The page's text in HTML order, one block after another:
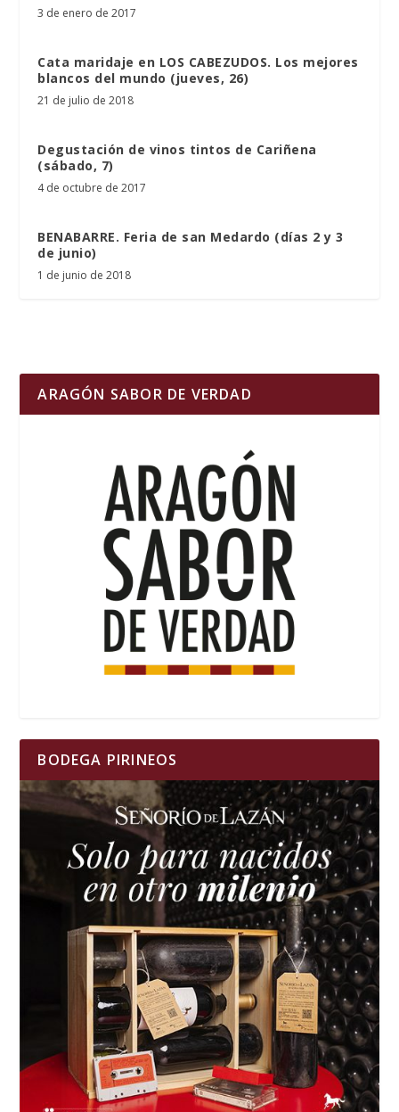
3 de enero de 2017
Cata maridaje en LOS CABEZUDOS. Los mejores
blancos del mundo (jueves, 26)
21 de julio de 2018
Degustación de vinos tintos de Cariñena
(sábado, 7)
4 de octubre de 2017
BENABARRE. Feria de san Medardo (días 2 y 3
de junio)
1 de junio de 2018
ARAGÓN SABOR DE VERDAD
BODEGA PIRINEOS